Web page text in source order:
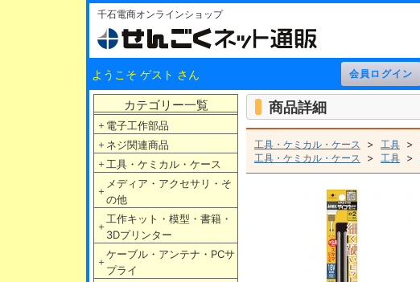
千石電商オンラインショップ
ようこそ ゲスト さん
カテゴリー一覧
＋ 電子工作部品
＋ ネジ関連商品
＋ 工具・ケミカル・ケース
＋
メディア・アクセサリ・そ
の他
＋
工作キット・模型・書籍・
3Dプリンター
＋
ケーブル・アンテナ・PCサ
プライ
商品詳細
工具・ケミカル・ケース > 工具 >
工具・ケミカル・ケース > 工具 >